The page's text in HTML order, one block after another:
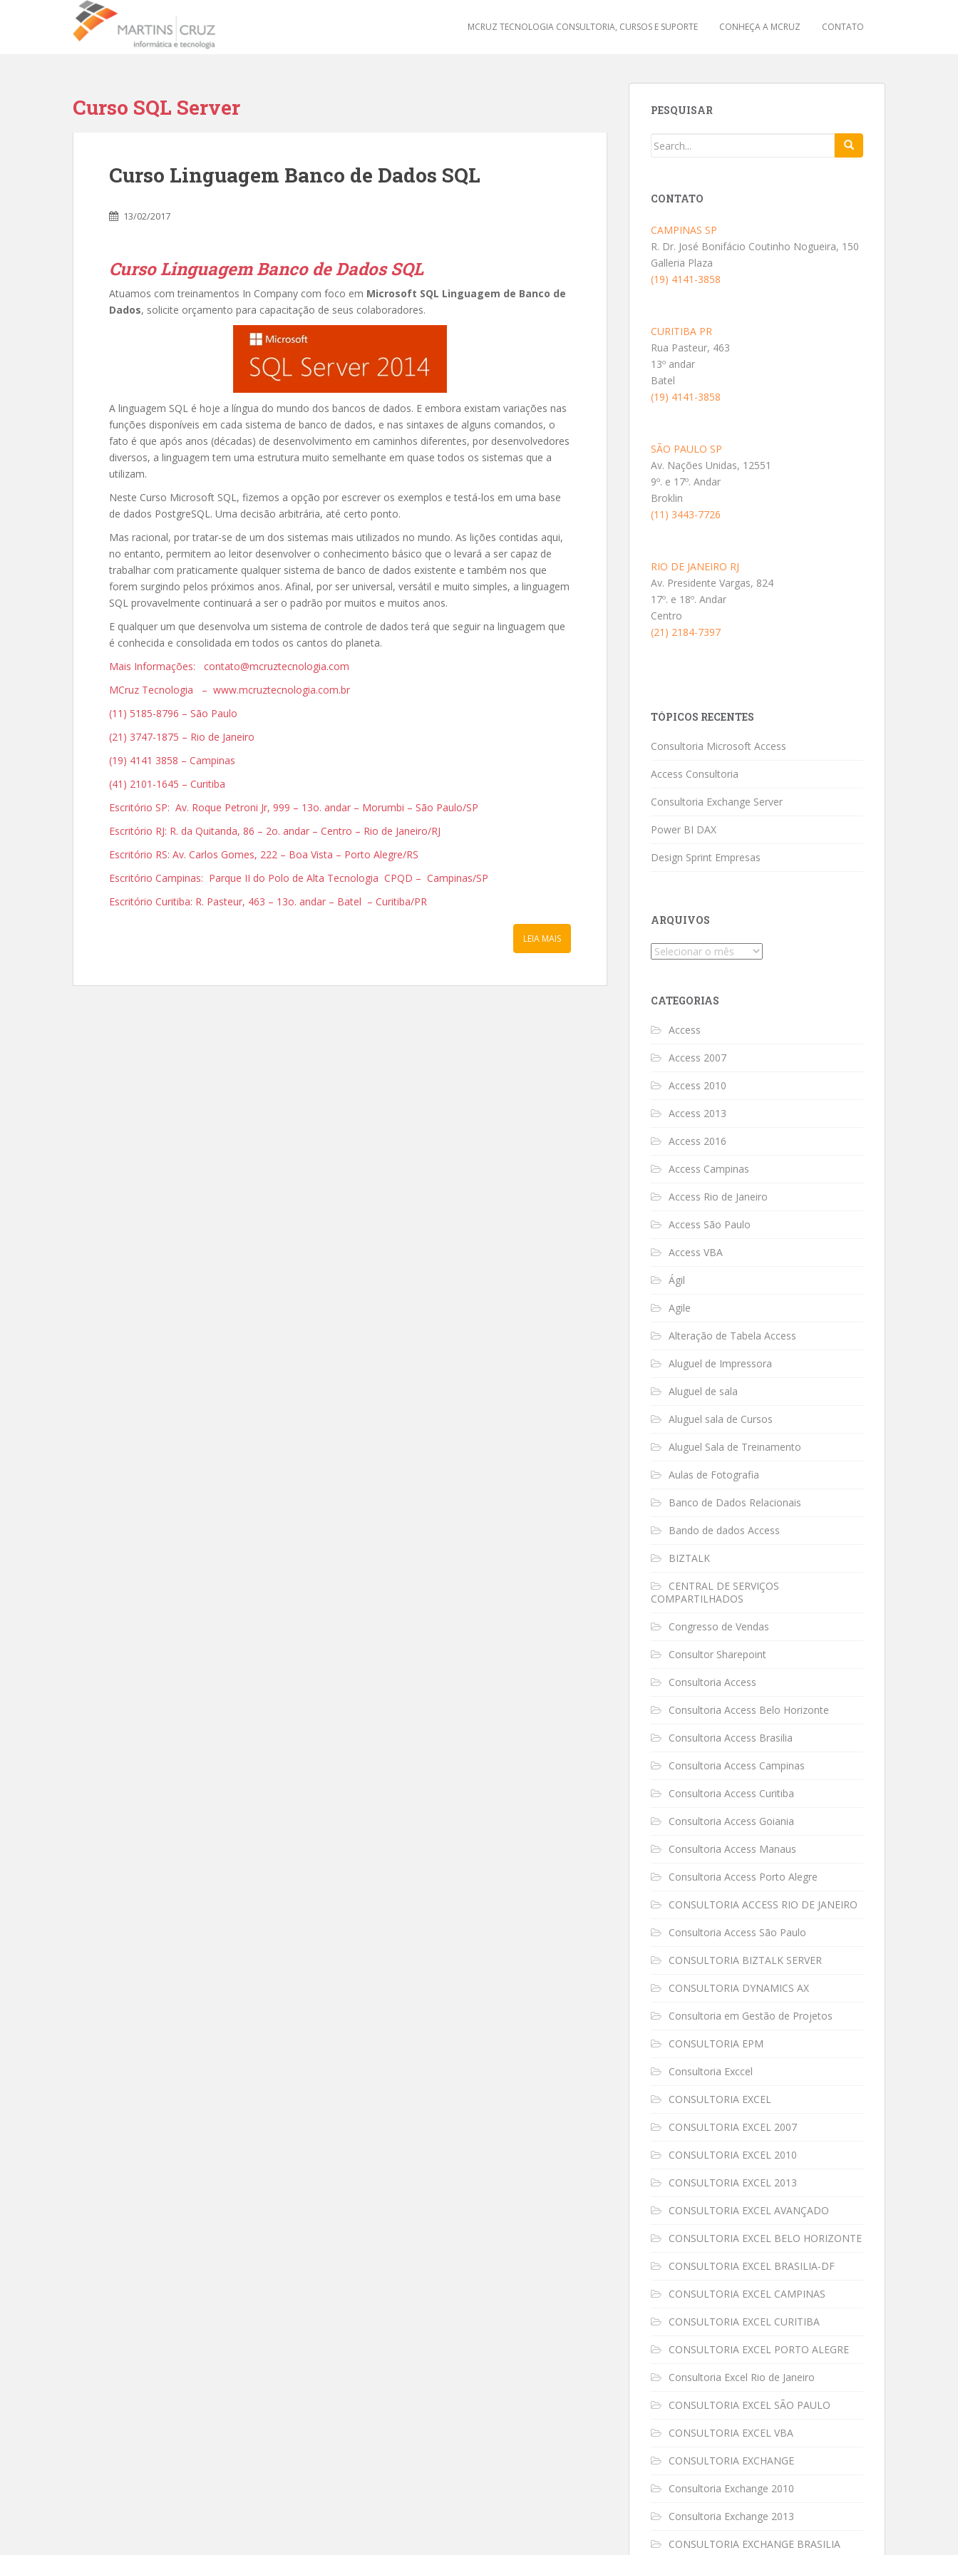
MCRUZ TECNOLOGIA CONSULTORIA, CURSOS E SUPORTE CONHEÇA A MCRUZ CONTATO
Curso SQL Server
Curso Linguagem Banco de Dados SQL
13/02/2017
Curso Linguagem Banco de Dados SQL
Atuamos com treinamentos In Company com foco em Microsoft SQL Linguagem de Banco de
Dados, solicite orçamento para capacitação de seus colaboradores.
A linguagem SQL é hoje a língua do mundo dos bancos de dados. E embora existam variações nas
funções disponíveis em cada sistema de banco de dados, e nas sintaxes de alguns comandos, o
fato é que após anos (décadas) de desenvolvimento em caminhos diferentes, por desenvolvedores
diversos, a linguagem tem uma estrutura muito semelhante em quase todos os sistemas que a
utilizam.
Neste Curso Microsoft SQL, fizemos a opção por escrever os exemplos e testá-los em uma base
de dados PostgreSQL. Uma decisão arbitrária, até certo ponto.
Mas racional, por tratar-se de um dos sistemas mais utilizados no mundo. As lições contidas aqui,
no entanto, permitem ao leitor desenvolver o conhecimento básico que o levará a ser capaz de
trabalhar com praticamente qualquer sistema de banco de dados existente e também nos que
forem surgindo pelos próximos anos. Afinal, por ser universal, versátil e muito simples, a linguagem
SQL provavelmente continuará a ser o padrão por muitos e muitos anos.
E qualquer um que desenvolva um sistema de controle de dados terá que seguir na linguagem que
é conhecida e consolidada em todos os cantos do planeta.
Mais Informações: contato@mcruztecnologia.com
MCruz Tecnologia – www.mcruztecnologia.com.br
(11) 5185-8796 – São Paulo
(21) 3747-1875 – Rio de Janeiro
(19) 4141 3858 – Campinas
(41) 2101-1645 – Curitiba
Escritório SP: Av. Roque Petroni Jr, 999 – 13o. andar – Morumbi – São Paulo/SP
Escritório RJ: R. da Quitanda, 86 – 2o. andar – Centro – Rio de Janeiro/RJ
Escritório RS: Av. Carlos Gomes, 222 – Boa Vista – Porto Alegre/RS
Escritório Campinas: Parque II do Polo de Alta Tecnologia CPQD – Campinas/SP
Escritório Curitiba: R. Pasteur, 463 – 13o. andar – Batel – Curitiba/PR
LEIA MAIS
PESQUISAR
CONTATO
CAMPINAS SP
R. Dr. José Bonifácio Coutinho Nogueira, 150
Galleria Plaza
(19) 4141-3858
CURITIBA PR
Rua Pasteur, 463
13º andar
Batel
(19) 4141-3858
SÃO PAULO SP
Av. Nações Unidas, 12551
9º. e 17º. Andar
Broklin
(11) 3443-7726
RIO DE JANEIRO RJ
Av. Presidente Vargas, 824
17º. e 18º. Andar
Centro
(21) 2184-7397
TÓPICOS RECENTES
Consultoria Microsoft Access
Access Consultoria
Consultoria Exchange Server
Power BI DAX
Design Sprint Empresas
ARQUIVOS
Arquivos
CATEGORIAS
Access
Access 2007
Access 2010
Access 2013
Access 2016
Access Campinas
Access Rio de Janeiro
Access São Paulo
Access VBA
Ágil
Agile
Alteração de Tabela Access
Aluguel de Impressora
Aluguel de sala
Aluguel sala de Cursos
Aluguel Sala de Treinamento
Aulas de Fotografia
Banco de Dados Relacionais
Bando de dados Access
BIZTALK
CENTRAL DE SERVIÇOS
COMPARTILHADOS
Congresso de Vendas
Consultor Sharepoint
Consultoria Access
Consultoria Access Belo Horizonte
Consultoria Access Brasilia
Consultoria Access Campinas
Consultoria Access Curitiba
Consultoria Access Goiania
Consultoria Access Manaus
Consultoria Access Porto Alegre
CONSULTORIA ACCESS RIO DE JANEIRO
Consultoria Access São Paulo
CONSULTORIA BIZTALK SERVER
CONSULTORIA DYNAMICS AX
Consultoria em Gestão de Projetos
CONSULTORIA EPM
Consultoria Exccel
CONSULTORIA EXCEL
CONSULTORIA EXCEL 2007
CONSULTORIA EXCEL 2010
CONSULTORIA EXCEL 2013
CONSULTORIA EXCEL AVANÇADO
CONSULTORIA EXCEL BELO HORIZONTE
CONSULTORIA EXCEL BRASILIA-DF
CONSULTORIA EXCEL CAMPINAS
CONSULTORIA EXCEL CURITIBA
CONSULTORIA EXCEL PORTO ALEGRE
Consultoria Excel Rio de Janeiro
CONSULTORIA EXCEL SÃO PAULO
CONSULTORIA EXCEL VBA
CONSULTORIA EXCHANGE
Consultoria Exchange 2010
Consultoria Exchange 2013
CONSULTORIA EXCHANGE BRASILIA